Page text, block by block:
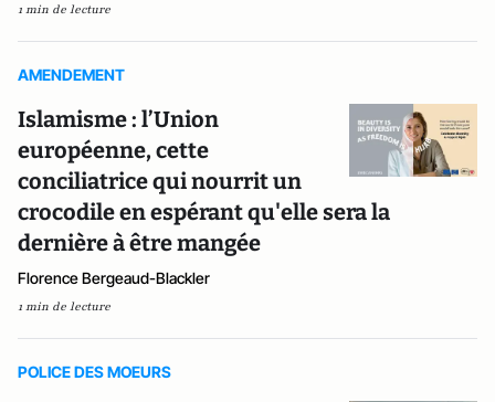
1 min de lecture
AMENDEMENT
Islamisme : l’Union
européenne, cette
conciliatrice qui nourrit un
crocodile en espérant qu'elle sera la
dernière à être mangée
Florence Bergeaud-Blackler
1 min de lecture
POLICE DES MOEURS